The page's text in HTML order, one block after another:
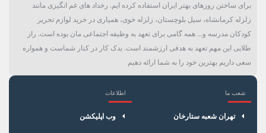
برای ساختن روزهای بهتر ایران استفاده کرده ایم. رخداد های غم انگیزی مانند
زلزله کرمانشاه، سیل بلوچستان، زلزله خوی، همیاری در خرید لوازم تحریر
کودکان مدرسه و... همه گامی برای تعهد به وظیفه اجتماعی مان بوده است. راز
طلایی این مهم تعهد به هدفی ارزشمند است. یدک کار در کنار شماست و همواره
سعی داریم بهترین خود را به شما ارائه دهیم
شعب ما
تهران شعبه ستارخان
اطلاعات
وب اپلیکشن ×